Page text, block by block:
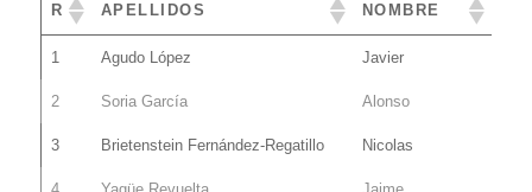
R APELLIDOS NOMBRE
1 Agudo López Javier
2 Soria García Alonso
3 Brietenstein Fernández-Regatillo Nicolas
4 Yagüe Revuelta Jaime